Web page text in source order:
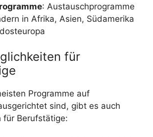
: Austauschprogramme
in Afrika, Asien, Südamerika
für
Programme auf
sind, gibt es auch
für Berufstätige: